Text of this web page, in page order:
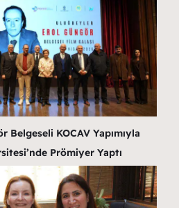
Belgeseli KOCAV Yapımıyla
Prömiyer Yaptı